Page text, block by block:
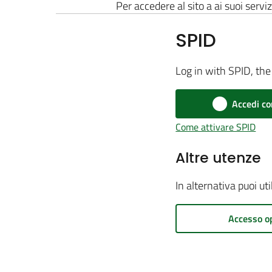
Per accedere al sito a ai suoi
SPID
Log in with SPID,
Accedi
Come attivare SPID
Altre utenze
In alternativa puoi
Accesso